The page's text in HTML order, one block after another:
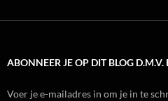
ABONNEER JE OP DIT BLOG D.M.V.
Voer je e-mailadres in om je in te